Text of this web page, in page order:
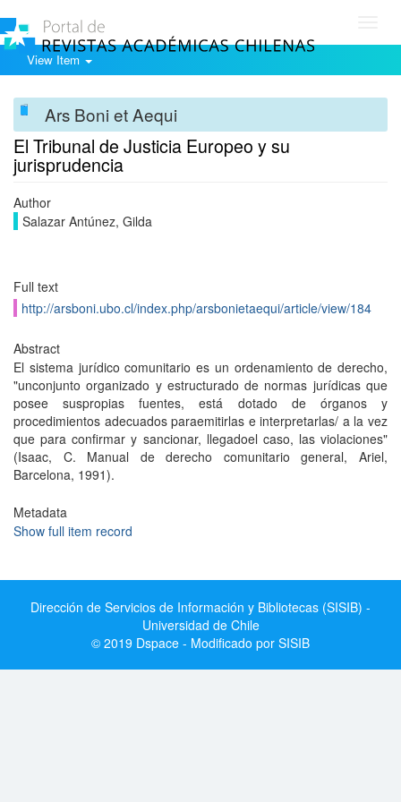
View Item
Ars Boni et Aequi
El Tribunal de Justicia Europeo y su
jurisprudencia
Author
Salazar Antúnez, Gilda
Full text
http://arsboni.ubo.cl/index.php/arsbonietaequi/article/view/184
Abstract
El sistema jurídico comunitario es un ordenamiento de derecho,
"unconjunto organizado y estructurado de normas jurídicas que
posee suspropias fuentes, está dotado de órganos y
procedimientos adecuados paraemitirlas e interpretarlas/ a la vez
que para confirmar y sancionar, llegadoel caso, las violaciones"
(Isaac, C. Manual de derecho comunitario general, Ariel,
Barcelona, 1991).
Metadata
Show full item record
Dirección de Servicios de Información y Bibliotecas (SISIB) -
Universidad de Chile
© 2019 Dspace - Modificado por SISIB